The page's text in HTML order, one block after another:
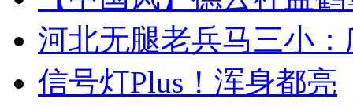
河北无腿老兵马三小
信号灯Plus！浑身都亮